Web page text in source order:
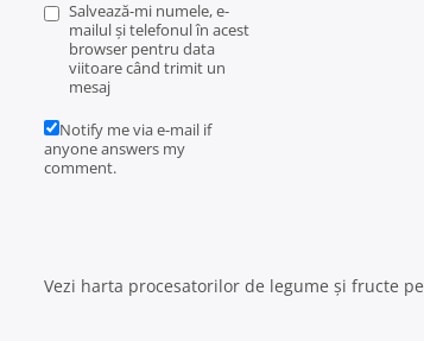
Salvează-mi numele, e-
mailul și telefonul în acest
browser pentru data
viitoare când trimit un
mesaj
Notify me via e-mail if
anyone answers my
comment.
Vezi harta procesatorilor de legume și fructe pe